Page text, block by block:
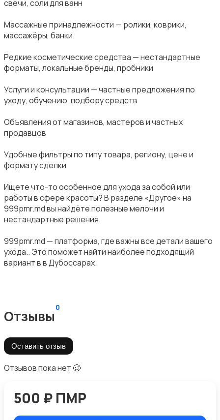
свечи, соли для ванн
Массажные принадлежности — ролики, коврики,
массажёры, банки
Редкие косметические средства — нестандартные
форматы, локальные бренды, пробники
Услуги и консультации — частные предложения по
уходу, обучению, подбору средств
Объявления от магазинов, мастеров и частных
продавцов
Удобные фильтры по типу товара, региону, цене и
формату сделки
Ищете что-то особенное для ухода за собой или
работы в сфере красоты? В разделе «Другое» на
999pmr.md вы найдёте полезные мелочи и
нестандартные решения.
999pmr.md — платформа, где важны все детали вашего
ухода.. Это поможет найти наиболее подходящий
вариант в в Дубоссарах.
Отзывы
0
Оставить отзыв
Отзывов пока нет 🥴
500 ₽ ПМР